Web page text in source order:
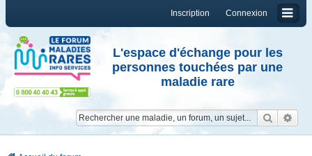
Connexion
Inscription
L'espace d'échange pour les
personnes touchées par une
maladie rare